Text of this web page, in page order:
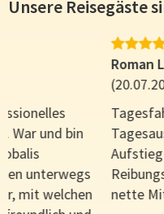
Unsere Reisegäste
Tagesfahrt zum
Tagesausflug mit
Aufstieg zum
Reibungsloser Ablauf,
nette Mitreisende.